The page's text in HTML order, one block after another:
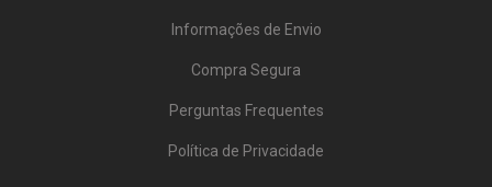
Informações de Envio
Compra Segura
Perguntas Frequentes
Política de Privacidade